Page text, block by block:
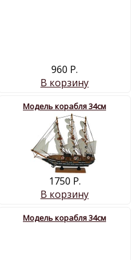
960 Р.
В корзину
Модель корабля 34см
1750 Р.
В корзину
Модель корабля 34см